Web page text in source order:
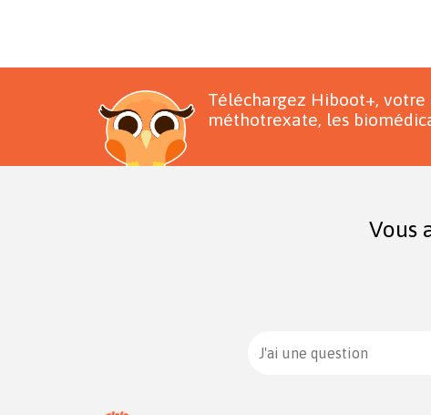
Téléchargez Hiboot+,
méthotrexate, les
Vous
J'ai une question